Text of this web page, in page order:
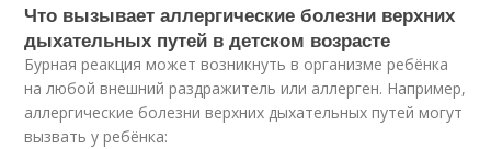
Что вызывает аллергические болезни верхних
дыхательных путей в детском возрасте
Бурная реакция может возникнуть в организме ребёнка
на любой внешний раздражитель или аллерген. Например,
аллергические болезни верхних дыхательных путей могут
вызвать у ребёнка: